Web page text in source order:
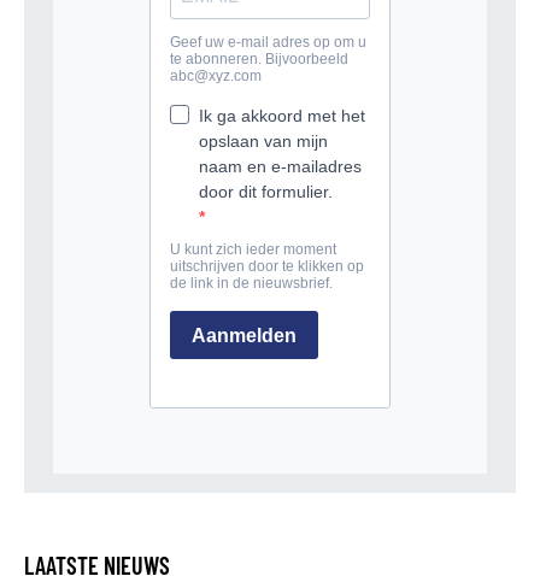
LAATSTE NIEUWS